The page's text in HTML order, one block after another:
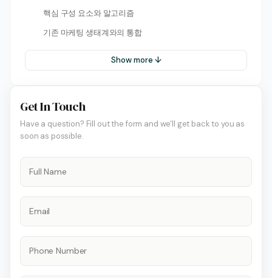
핵심 구성 요소와 알고리즘
기존 마케팅 생태계와의 통합
Show more ↓
Get In Touch
Have a question? Fill out the form and we'll get back to you as
soon as possible.